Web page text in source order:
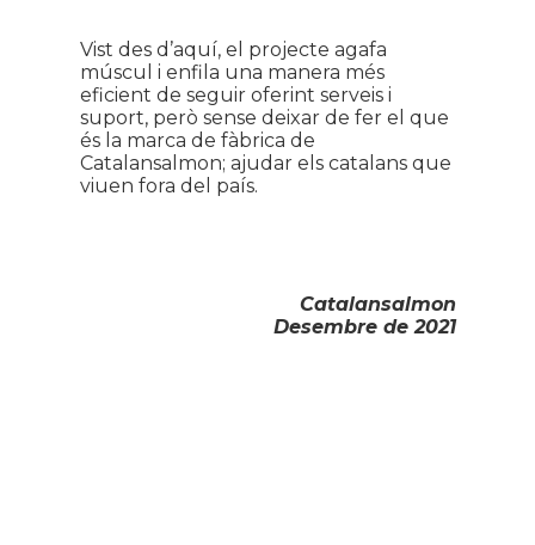
Vist des d’aquí, el projecte agafa
múscul i enfila una manera més
eficient de seguir oferint serveis i
suport, però sense deixar de fer el que
és la marca de fàbrica de
Catalansalmon; ajudar els catalans que
viuen fora del país.
Catalansalmon
Desembre de 2021